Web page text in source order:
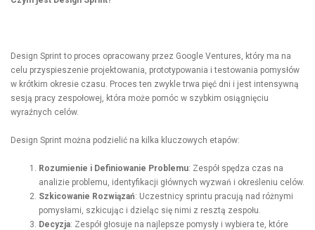
Design Sprint to proces opracowany przez Google Ventures, który ma na
celu przyspieszenie projektowania, prototypowania i testowania pomysłów
w krótkim okresie czasu. Proces ten zwykle trwa pięć dni i jest intensywną
sesją pracy zespołowej, która może pomóc w szybkim osiągnięciu
wyraźnych celów.
Design Sprint można podzielić na kilka kluczowych etapów:
Rozumienie i Definiowanie Problemu: Zespół spędza czas na
analizie problemu, identyfikacji głównych wyzwań i określeniu celów.
Szkicowanie Rozwiązań: Uczestnicy sprintu pracują nad różnymi
pomysłami, szkicując i dzieląc się nimi z resztą zespołu.
Decyzja: Zespół głosuje na najlepsze pomysły i wybiera te, które